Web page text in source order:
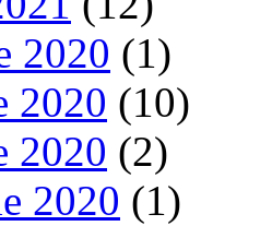
2020 (1)
2020 (10)
2020 (2)
2020 (1)